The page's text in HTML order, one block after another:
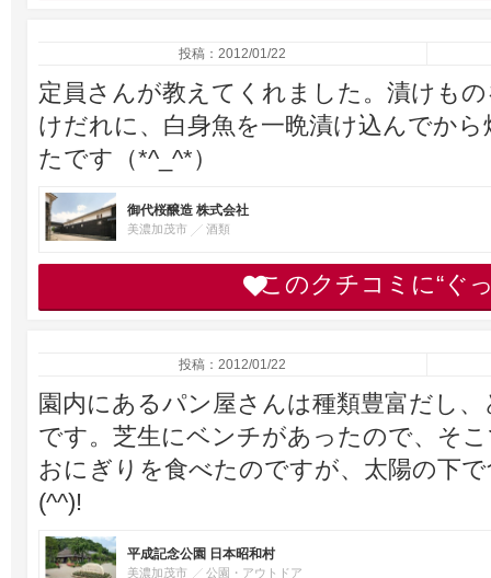
投稿：2012/01/22
定員さんが教えてくれました。漬けも
けだれに、白身魚を一晩漬け込んでか
たです（*^_^*）
御代桜醸造 株式会社
美濃加茂市 酒類
このクチコミに“ぐ
投稿：2012/01/22
園内にあるパン屋さんは種類豊富だし
です。芝生にベンチがあったので、そ
おにぎりを食べたのですが、太陽の下
(^^)!
平成記念公園 日本昭和村
美濃加茂市 公園・アウトドア